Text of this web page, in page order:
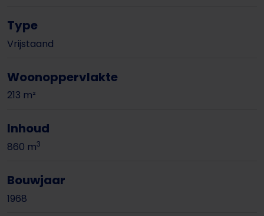
Type
Vrijstaand
Woonoppervlakte
213 m²
Inhoud
860 m3
Bouwjaar
1968